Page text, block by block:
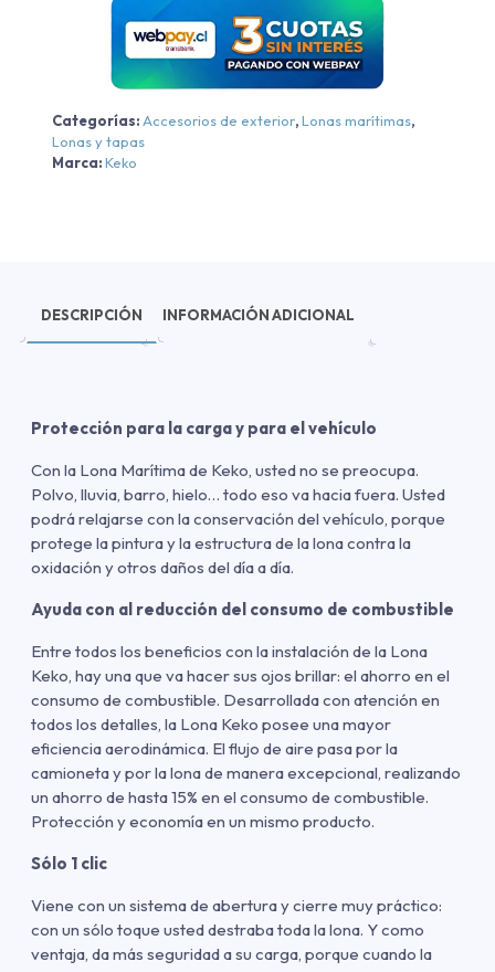
Categorías:Accesorios de exterior,Lonas marítimas,
Lonas y tapas
Marca:Keko
DESCRIPCIÓN INFORMACIÓN ADICIONAL
Protección para la carga y para el vehículo
Con la Lona Marítima de Keko, usted no se preocupa.
Polvo, lluvia, barro, hielo… todo eso va hacia fuera. Usted
podrá relajarse con la conservación del vehículo, porque
protege la pintura y la estructura de la lona contra la
oxidación y otros daños del día a día.
Ayuda con al reducción del consumo de combustible
Entre todos los beneficios con la instalación de la Lona
Keko, hay una que va hacer sus ojos brillar: el ahorro en el
consumo de combustible. Desarrollada con atención en
todos los detalles, la Lona Keko posee una mayor
eficiencia aerodinámica. El flujo de aire pasa por la
camioneta y por la lona de manera excepcional, realizando
un ahorro de hasta 15% en el consumo de combustible.
Protección y economía en un mismo producto.
Sólo 1 clic
Viene con un sistema de abertura y cierre muy práctico:
con un sólo toque usted destraba toda la lona. Y como
ventaja, da más seguridad a su carga, porque cuando la